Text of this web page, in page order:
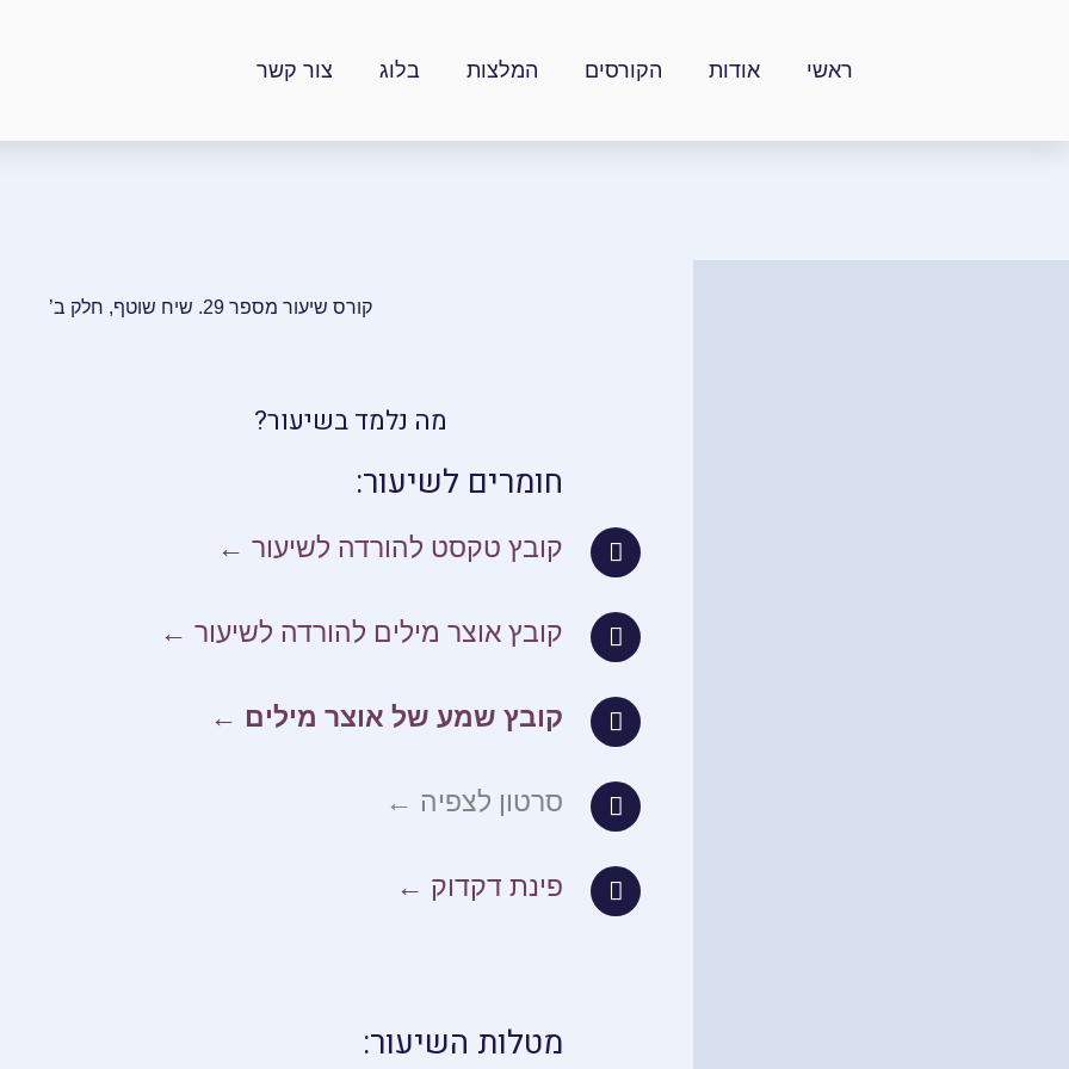
ראשי אודות הקורסים המלצות בלוג צור קשר
קורס שיעור מספר 29. שיח שוטף, חלק ב’
מה נלמד בשיעור?
חומרים לשיעור:
קובץ טקסט להורדה לשיעור ←
קובץ אוצר מילים להורדה לשיעור ←
קובץ שמע של אוצר מילים ←
סרטון לצפיה ←
פינת דקדוק ←
מטלות השיעור: